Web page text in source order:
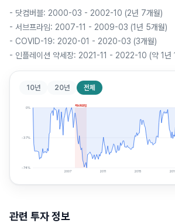
- 닷컴버블: 2000-03 - 2002-10 (2년 7개월)
- 서브프라임: 2007-11 - 2009-03 (1년 5개월)
- COVID-19: 2020-01 - 2020-03 (3개월)
- 인플레이션 약세장: 2021-11 - 2022-10 (약 1년
10년 20년 전체
서브프라임
0%
-37%
-74%
2007 2011 2015
관련 투자 정보